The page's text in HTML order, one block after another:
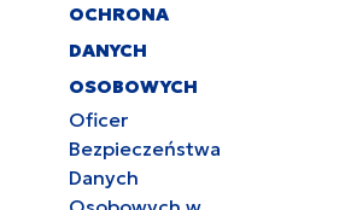
OCHRONA
DANYCH
OSOBOWYCH
Oficer
Bezpieczeństwa
Danych